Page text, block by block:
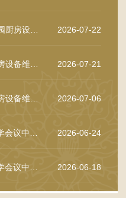
2026-07-22
二次磋商公告-勺园、中关新园厨房设备维护保养
2026-07-21
终止公告-勺园、中关新园厨房设备维护保养服务
2026-07-06
磋商公告-勺园、中关新园厨房设备维护保养HY-CG-2026030
2026-06-24
中选公告——2026年北京大学会议中心勺园、中关新园房屋招租项目（第三批）二次01包件
2026-06-18
中选公告——2026年北京大学会议中心勺园、中关新园房屋招租项目（第四批）02包件